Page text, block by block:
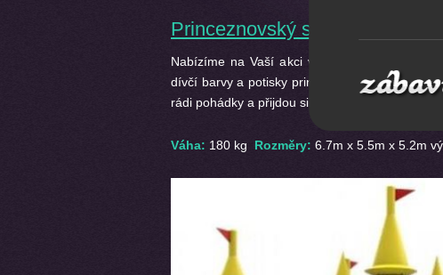
Princeznovský skákací hrad
Nabízíme na Vaší akci velký exkluzivní
dívčí barvy a potisky princezen a tak chceme
rádi pohádky a přijdou si zaskákat. :-)
Váha: 180 kg Rozměry: 6.7m x 5.5m x 5.2m